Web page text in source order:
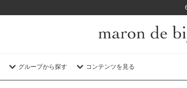
6,500円以上で送料無料
グループから探す コンテンツを見る